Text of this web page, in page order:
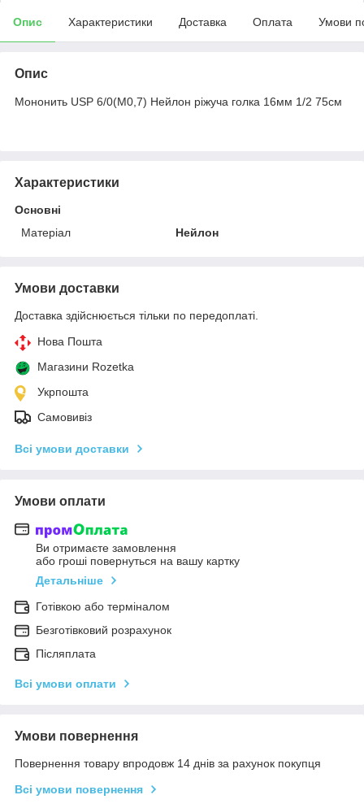
Опис Характеристики Доставка Оплата Умови
Опис
Мононить USP 6/0(М0,7) Нейлон ріжуча голка 16мм 1/2 75см
Характеристики
Основні
Матеріал
Нейлон
Умови доставки
Доставка здійснюється тільки по передоплаті.
Нова Пошта
Магазини Rozetka
Укрпошта
Самовивіз
Всі умови доставки
Умови оплати
Ви отримаєте замовлення
або гроші повернуться на вашу картку
Детальніше
Готівкою або терміналом
Безготівковий розрахунок
Післяплата
Всі умови оплати
Умови повернення
Повернення товару впродовж 14 днів за рахунок покупця
Всі умови повернення